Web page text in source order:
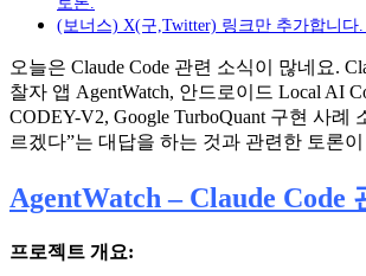
(보너스) X(구,Twitter) 링크만 추가합니다.
오늘은 Claude Code 관련 소식이 많네요.
찰자 앱 AgentWatch, 안드로이드 Local AI
CODEY-V2, Google TurboQuant 구현 사례
르겠다”는 대답을 하는 것과 관련한 토론
AgentWatch – Claude Code
프로젝트 개요: